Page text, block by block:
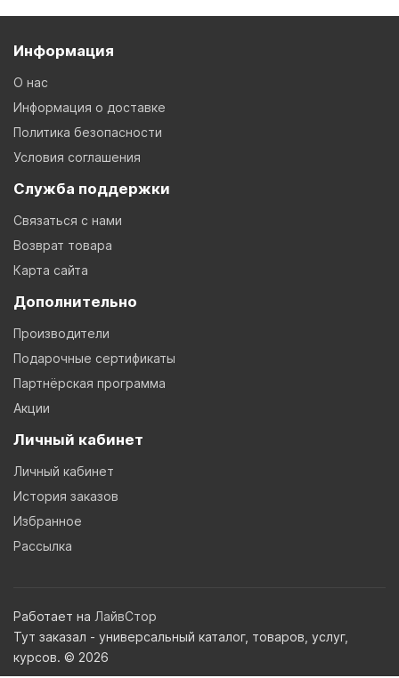
Информация
О нас
Информация о доставке
Политика безопасности
Условия соглашения
Служба поддержки
Связаться с нами
Возврат товара
Карта сайта
Дополнительно
Производители
Подарочные сертификаты
Партнёрская программа
Акции
Личный кабинет
Личный кабинет
История заказов
Избранное
Рассылка
Работает на ЛайвСтор
Тут заказал - универсальный каталог, товаров, услуг,
курсов. © 2026